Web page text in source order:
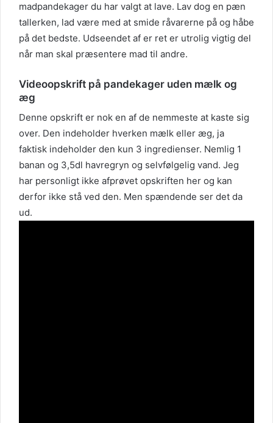
madpandekager du har valgt at lave. Lav dog en pæn
tallerken, lad være med at smide råvarerne på og håbe
på det bedste. Udseendet af er ret er utrolig vigtig del
når man skal præsentere mad til andre.
Videoopskrift på pandekager uden mælk og
æg
Denne opskrift er nok en af de nemmeste at kaste sig
over. Den indeholder hverken mælk eller æg, ja
faktisk indeholder den kun 3 ingredienser. Nemlig 1
banan og 3,5dl havregryn og selvfølgelig vand. Jeg
har personligt ikke afprøvet opskriften her og kan
derfor ikke stå ved den. Men spændende ser det da
ud.